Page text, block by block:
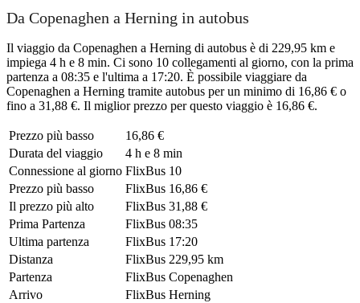
Da Copenaghen a Herning in autobus
Il viaggio da Copenaghen a Herning di autobus è di 229,95 km e
impiega 4 h e 8 min. Ci sono 10 collegamenti al giorno, con la prima
partenza a 08:35 e l'ultima a 17:20. È possibile viaggiare da
Copenaghen a Herning tramite autobus per un minimo di 16,86 € o
fino a 31,88 €. Il miglior prezzo per questo viaggio è 16,86 €.
Prezzo più basso
16,86 €
Durata del viaggio
4 h e 8 min
Connessione al giorno FlixBus 10
Prezzo più basso
FlixBus 16,86 €
Il prezzo più alto
FlixBus 31,88 €
Prima Partenza
FlixBus 08:35
Ultima partenza
FlixBus 17:20
Distanza
FlixBus 229,95 km
Partenza
FlixBus Copenaghen
Arrivo
FlixBus Herning